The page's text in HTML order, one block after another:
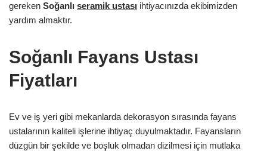
gereken Soğanlı seramik ustası ihtiyacınızda ekibimizden
yardım almaktır.
Soğanlı Fayans Ustası
Fiyatları
Ev ve iş yeri gibi mekanlarda dekorasyon sırasında fayans
ustalarının kaliteli işlerine ihtiyaç duyulmaktadır. Fayansların
düzgün bir şekilde ve boşluk olmadan dizilmesi için mutlaka